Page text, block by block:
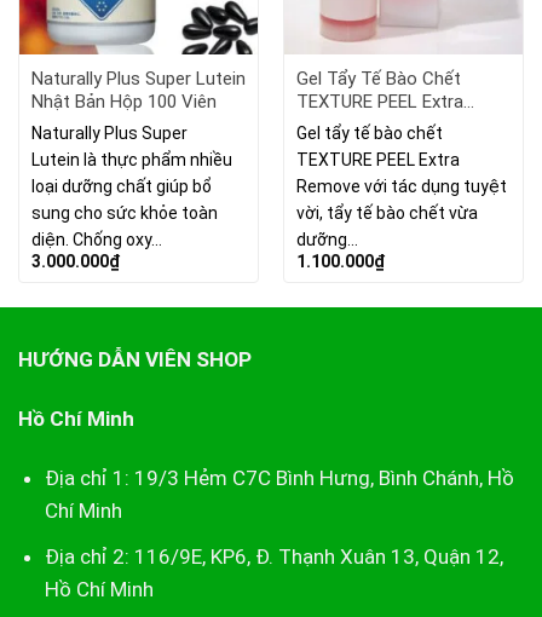
Naturally Plus Super Lutein
Nhật Bản Hộp 100 Viên
Naturally Plus Super
Lutein là thực phẩm nhiều
loại dưỡng chất giúp bổ
sung cho sức khỏe toàn
diện. Chống oxy…
3.000.000₫
Gel Tẩy Tế Bào Chết
TEXTURE PEEL Extra
Remove Nhật Bản 150g
Gel tẩy tế bào chết
TEXTURE PEEL Extra
Remove với tác dụng tuyệt
vời, tẩy tế bào chết vừa
dưỡng…
1.100.000₫
HƯỚNG DẪN VIÊN SHOP
Hồ Chí Minh
Địa chỉ 1: 19/3 Hẻm C7C Bình Hưng, Bình Chánh, Hồ
Chí Minh
Địa chỉ 2: 116/9E, KP6, Đ. Thạnh Xuân 13, Quận 12,
Hồ Chí Minh